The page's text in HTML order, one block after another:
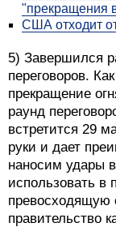
"прекращения
США отходит
5) Завершился
переговоров.
прекращение
раунд
встретится 29
руки и дает
наносим удары
использовать в
превосходящую
правительство